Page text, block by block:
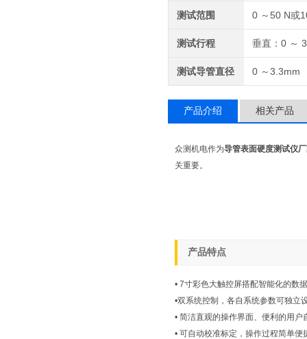
测试范围 0 ～50 N或
测试行程 垂直：0 ～
测试导管直径 0 ～3.3mm
产品介绍 相关产品
众测机电作为导管表面硬度测试仪
关重要。
产品特点
• 7寸彩色大触控屏搭配智能化的数
•双系统控制，各自系统参数可独立
• 简洁直观的操作界面、便利的用
• 可自动校准标定，操作过程简单便